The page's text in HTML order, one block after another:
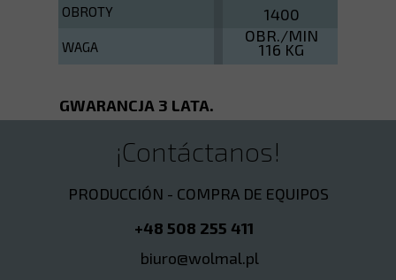
116 KG
1400
OBR./MIN
WAGA
OBROTY
GWARANCJA 3 LATA.
PRODUCCIÓN - COMPRA DE EQUIPOS
+48 508 255 411
biuro@wolmal.pl
¡Contáctanos!